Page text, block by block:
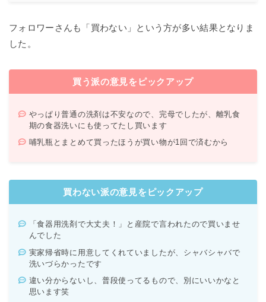
フォロワーさんも「買わない」という方が多い結果となりま
した。
買う派の意見をピックアップ
やっぱり普通の洗剤は不安なので、完母でしたが、離乳食
期の食器洗いにも使ってたし買います
哺乳瓶とまとめて買ったほうが買い物が1回で済むから
買わない派の意見をピックアップ
「食器用洗剤で大丈夫！」と産院で言われたので買いませ
んでした
実家帰省時に用意してくれていましたが、シャバシャバで
洗いづらかったです
違い分からないし、普段使ってるもので、別にいいかなと
思います笑